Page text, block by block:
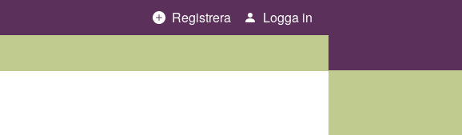
Registrera
Logga in